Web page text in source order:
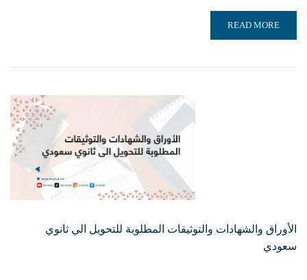
READ MORE ABOUT الأفضل عند التحويل الي ثانوي سعودي ومن أي صف دراسي نبدأ التحويل
READ MORE
الأوراق والشهادات والتوثيقات المطلوبة للتحويل الي ثانوي
سعودي